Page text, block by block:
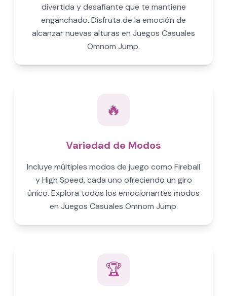
divertida y desafiante que te mantiene
enganchado. Disfruta de la emoción de
alcanzar nuevas alturas en Juegos Casuales
Omnom Jump.
🔥
Variedad de Modos
Incluye múltiples modos de juego como Fireball
y High Speed, cada uno ofreciendo un giro
único. Explora todos los emocionantes modos
en Juegos Casuales Omnom Jump.
🏆